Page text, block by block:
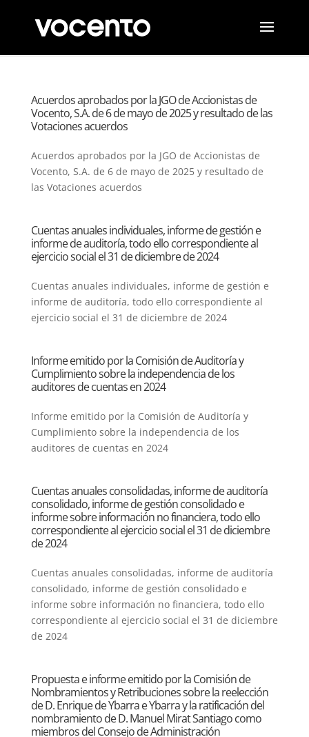
Acuerdos aprobados por la JGO de Accionistas de
Vocento, S.A. de 6 de mayo de 2025 y resultado de las
Votaciones acuerdos
Acuerdos aprobados por la JGO de Accionistas de
Vocento, S.A. de 6 de mayo de 2025 y resultado de
las Votaciones acuerdos
Cuentas anuales individuales, informe de gestión e
informe de auditoría, todo ello correspondiente al
ejercicio social el 31 de diciembre de 2024
Cuentas anuales individuales, informe de gestión e
informe de auditoría, todo ello correspondiente al
ejercicio social el 31 de diciembre de 2024
Informe emitido por la Comisión de Auditoría y
Cumplimiento sobre la independencia de los
auditores de cuentas en 2024
Informe emitido por la Comisión de Auditoría y
Cumplimiento sobre la independencia de los
auditores de cuentas en 2024
Cuentas anuales consolidadas, informe de auditoría
consolidado, informe de gestión consolidado e
informe sobre información no financiera, todo ello
correspondiente al ejercicio social el 31 de diciembre
de 2024
Cuentas anuales consolidadas, informe de auditoría
consolidado, informe de gestión consolidado e
informe sobre información no financiera, todo ello
correspondiente al ejercicio social el 31 de diciembre
de 2024
Propuesta e informe emitido por la Comisión de
Nombramientos y Retribuciones sobre la reelección
de D. Enrique de Ybarra e Ybarra y la ratificación del
nombramiento de D. Manuel Mirat Santiago como
miembros del Consejo de Administración